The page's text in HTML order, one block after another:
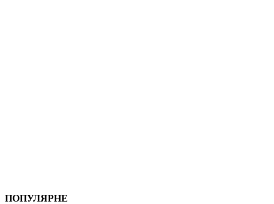
ПОПУЛЯРНЕ